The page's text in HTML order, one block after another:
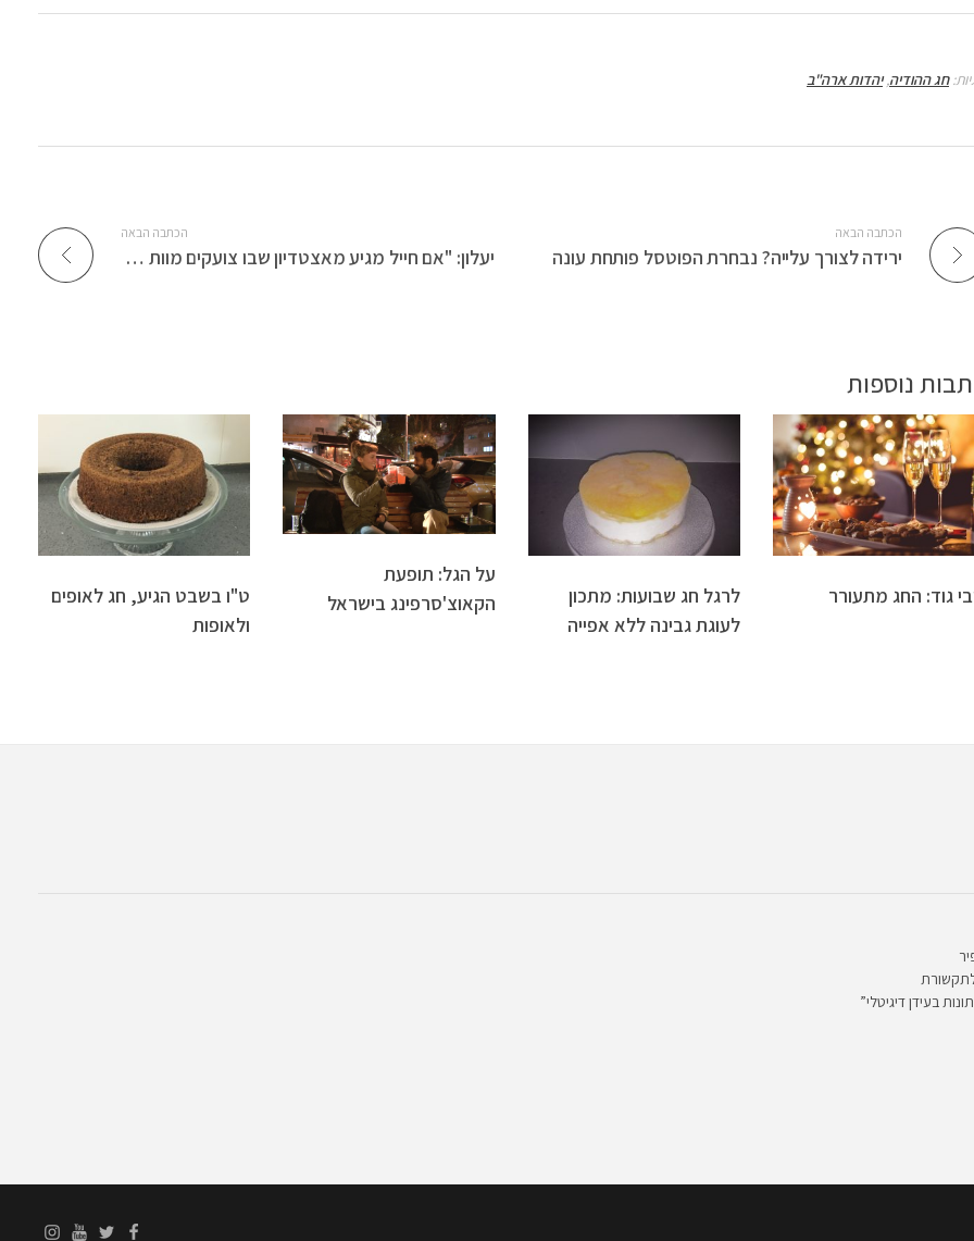
o
er
sA
חג ההודיה,יהדות ארה"ב
הכתבה הבאה
ירידה לצורך עלייה? נבחרת הפוטסל פותחת עונה
הכתבה הבאה
יעלון: "אם חייל מגיע מאצטדיון שבו צועקים מוות לערבים, צריך לשנות לו את הערכים"
נוספות
גוד: החג מתעורר
לרגל חג שבועות: מתכון
לעוגת גבינה ללא אפייה
על הגל: תופעת
הקאוצ'סרפינג בישראל
ט"ו בשבט הגיע, חג לאופים
ולאופות
בעידן דיגיטלי”